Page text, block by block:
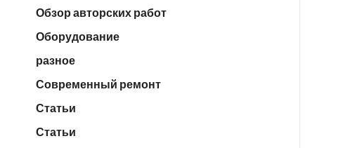
Обзор авторских работ
Оборудование
разное
Современный ремонт
Статьи
Статьи